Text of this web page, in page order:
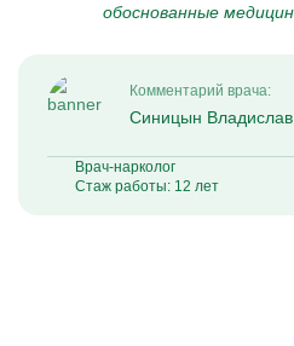
обоснованные
Комментарий врача:
Синицын
Врач-нарколог
Стаж работы: 12 лет